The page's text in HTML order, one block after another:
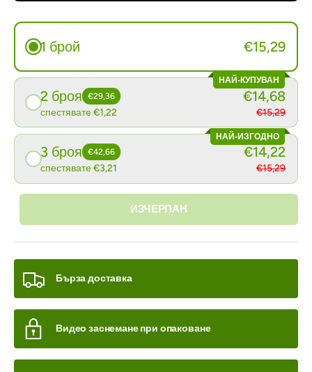
1 брой €15,29
НАЙ-КУПУВАН
2 броя €29,36
спестявате €1,22
€14,68
€15,29
НАЙ-ИЗГОДНО
3 броя €42,66
спестявате €3,21
€14,22
€15,29
ИЗЧЕРПАН
Бърза доставка
Видео заснемане при опаковане